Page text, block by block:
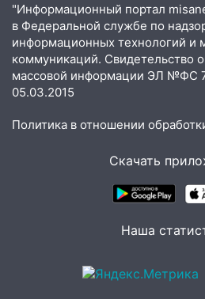
на фестивале
18:11 Ульяновская
пилотным регионом
«Культурное
области на 8 августа
В реанимацию
областной больницы
новых аппаратов ИВЛ
В Чердаклинском
ремонтируют дороги,
В Ульяновске
"Информационный портал
в Федеральной службе по
информационных технологий и
коммуникаций. Свидетельство
массовой информации ЭЛ №ФС
05.03.2015
Политика в отношении
Скачать
Наша